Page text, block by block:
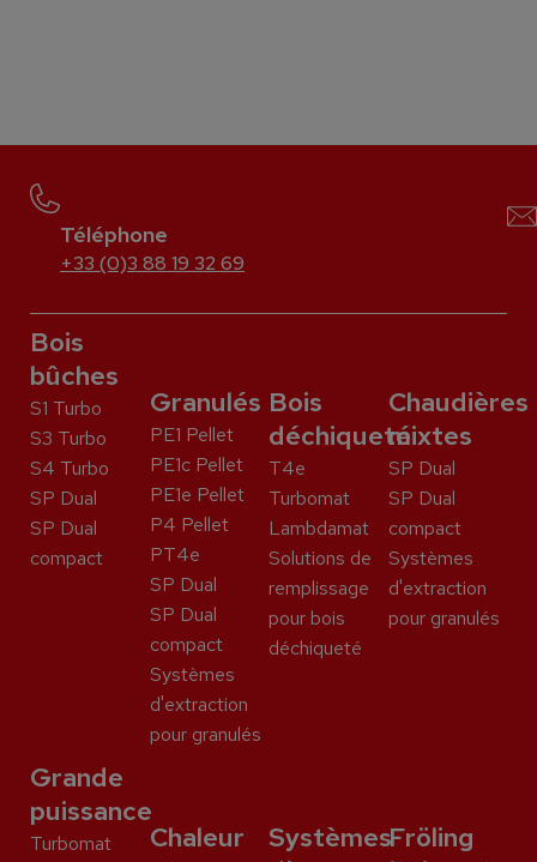
Téléphone
+33 (0)3 88 19 32 69
Bois
bûches
S1 Turbo
S3 Turbo
S4 Turbo
SP Dual
SP Dual
compact
Granulés
PE1 Pellet
PE1c Pellet
PE1e Pellet
P4 Pellet
PT4e
SP Dual
SP Dual
compact
Systèmes
d'extraction
pour granulés
Bois
déchiqueté
T4e
Turbomat
Lambdamat
Solutions de
remplissage
pour bois
déchiqueté
Chaudières
mixtes
SP Dual
SP Dual
compact
Systèmes
d'extraction
pour granulés
Grande
puissance
Turbomat
Chaleur
SystèmesFröling